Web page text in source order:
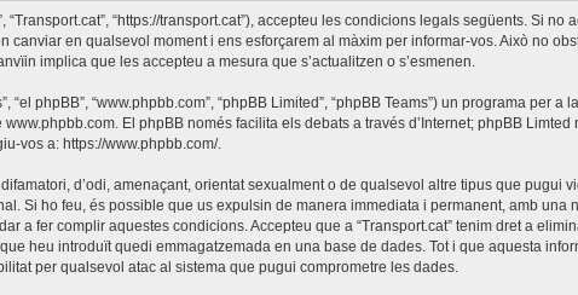
“Transport.cat”, “https://transport.cat”), accepteu les condicions legals següents. Si
canviar en qualsevol moment i ens esforçarem al màxim per informar-vos. Això no
implica que les accepteu a mesura que s’actualitzen o s’esmenen.
“el phpBB”, “www.phpbb.com”, “phpBB Limited”, “phpBB Teams”) un programa per a
www.phpbb.com . El phpBB només facilita els debats a través d’Internet; phpBB
vos a: https://www.phpbb.com/.
d’odi, amenaçant, orientat sexualment o de qualsevol altre tipus que pugui
Si ho feu, és possible que us expulsin de manera immediata i permanent, amb una
a fer complir aquestes condicions. Accepteu que a “Transport.cat” tenim dret a
heu introduït quedi emmagatzemada en una base de dades. Tot i que aquesta
per qualsevol atac al sistema que pugui comprometre les dades.